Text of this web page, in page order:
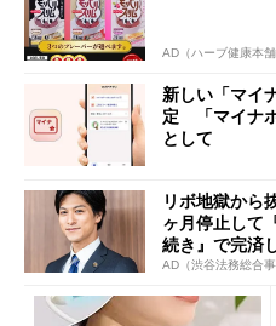
AD（ハーブ健康本舗
新しい「マイ
定 「マイナ
として
リボ地獄から
ヶ月停止して
続き』で完済
AD（渋谷法務総合事